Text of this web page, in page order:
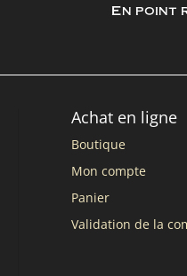
En point
Achat en ligne
Boutique
Mon compte
Panier
Validation de la